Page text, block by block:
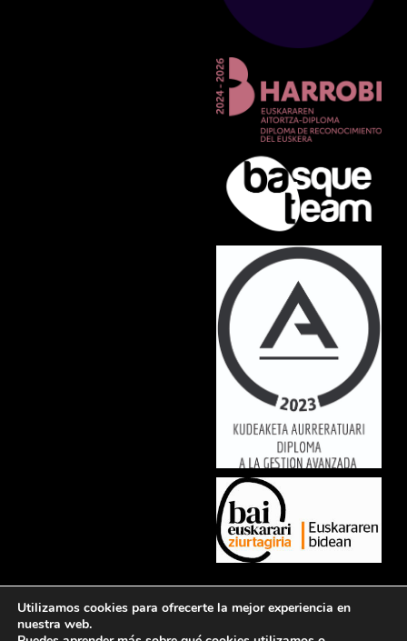
luctus nec ullamcorper mattis, pulvinar dapibus leo.
Utilizamos cookies para ofrecerte la mejor experiencia en
nuestra web.